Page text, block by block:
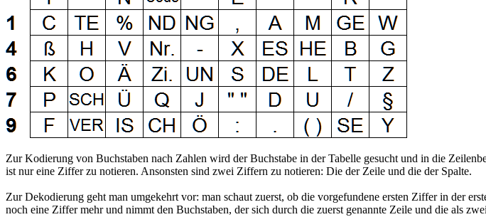
Zur Kodierung von Buchstaben nach Zahlen wird der Buchstabe in der Tabelle gesucht und in die
ist nur eine Ziffer zu notieren. Ansonsten sind zwei Ziffern zu notieren: Die der Zeile und die der Spalte.
Zur Dekodierung geht man umgekehrt vor: man schaut zuerst, ob die vorgefundene ersten Ziffer in der
noch eine Ziffer mehr und nimmt den Buchstaben, der sich durch die zuerst genannte Zeile und die als